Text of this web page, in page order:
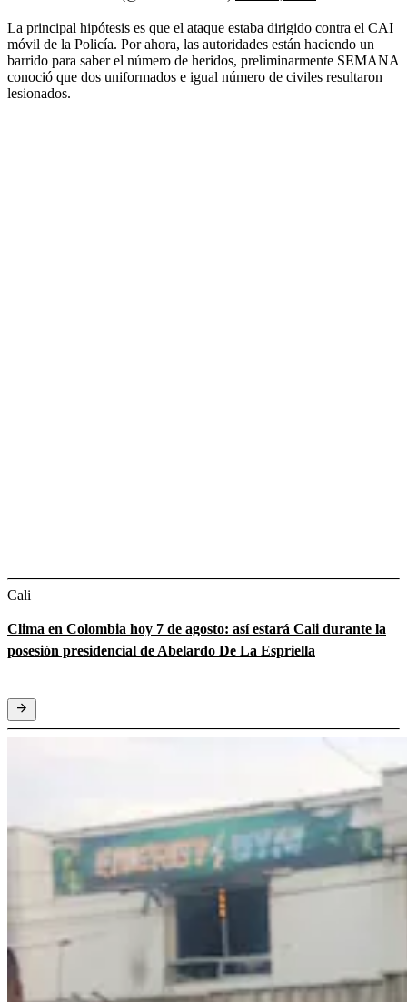
La principal hipótesis es que el ataque estaba dirigido contra el CAI
móvil de la Policía. Por ahora, las autoridades están haciendo un
barrido para saber el número de heridos, preliminarmente SEMANA
conoció que dos uniformados e igual número de civiles resultaron
lesionados.
Cali
Clima en Colombia hoy 7 de agosto: así estará Cali durante la
posesión presidencial de Abelardo De La Espriella